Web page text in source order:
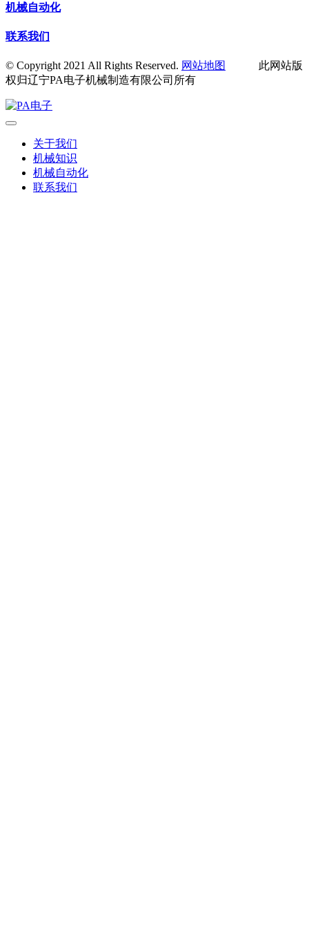
机械自动化
联系我们
© Copyright 2021 All Rights Reserved. 网站地图
此网站版
权归辽宁PA电子机械制造有限公司所有
关于我们
机械知识
机械自动化
联系我们